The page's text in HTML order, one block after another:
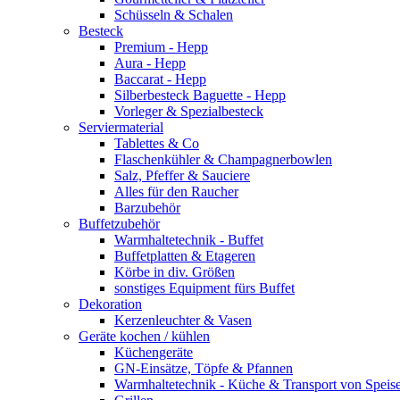
Schüsseln & Schalen
Besteck
Premium - Hepp
Aura - Hepp
Baccarat - Hepp
Silberbesteck Baguette - Hepp
Vorleger & Spezialbesteck
Serviermaterial
Tablettes & Co
Flaschenkühler & Champagnerbowlen
Salz, Pfeffer & Sauciere
Alles für den Raucher
Barzubehör
Buffetzubehör
Warmhaltetechnik - Buffet
Buffetplatten & Etageren
Körbe in div. Größen
sonstiges Equipment fürs Buffet
Dekoration
Kerzenleuchter & Vasen
Geräte kochen / kühlen
Küchengeräte
GN-Einsätze, Töpfe & Pfannen
Warmhaltetechnik - Küche & Transport von